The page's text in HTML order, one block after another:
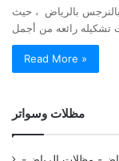
بالرياض ، حيث
Read More »
مظلات وسواتر